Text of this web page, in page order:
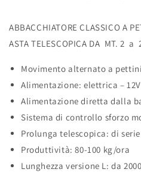
ABBACCHIATORE CLASSICO A
ASTA TELESCOPICA DA MT. 2 a
Movimento alternato a
Alimentazione: elettrica –
Alimentazione diretta dalla
Sistema di controllo sforzo
Prolunga telescopica: di serie
Produttività: 80-100 kg/ora
Lunghezza versione L: da